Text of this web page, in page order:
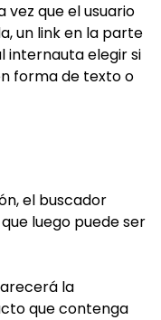
vez que el usuario
un link en la parte
internauta elegir si
forma de texto o
el buscador
luego puede ser
la
que contenga